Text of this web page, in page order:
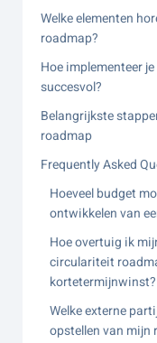
Welke elementen
roadmap?
Hoe implementeer
succesvol?
Belangrijkste
roadmap
Frequently Asked
Hoeveel budget
ontwikkelen van
Hoe overtuig ik
circulariteit
kortetermijnwinst?
Welke externe
opstellen van mijn